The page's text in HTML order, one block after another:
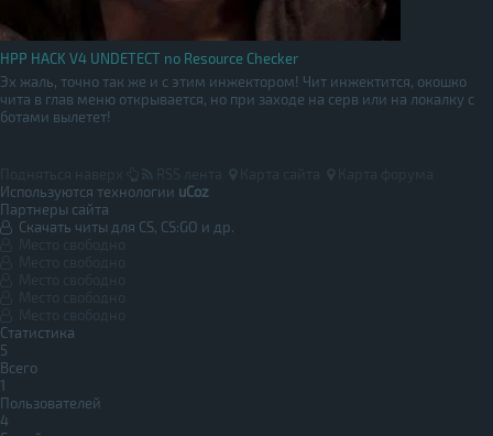
HPP HACK V4 UNDETECT no Resource Checker
Эх жаль, точно так же и с этим инжектором! Чит инжектится, окошко
чита в глав меню открывается, но при заходе на серв или на локалку с
ботами вылетет!
Используются технологии uCoz
Партнеры сайта
Скачать читы для CS, CS:GO и др.
Статистика
5
Всего
1
Пользователей
4